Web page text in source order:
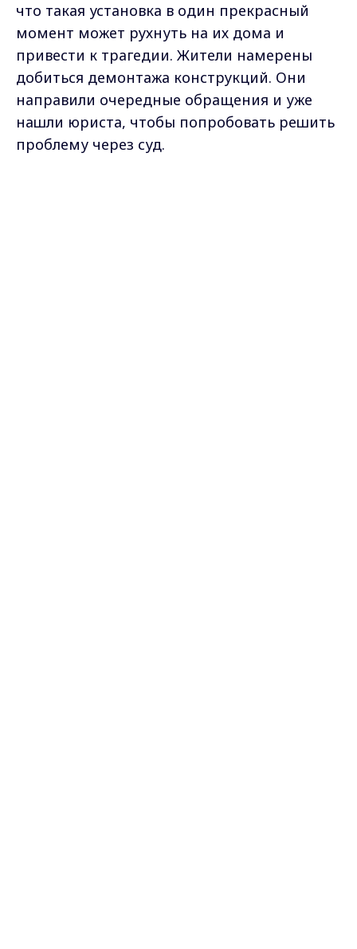
что такая установка в один прекрасный
момент может рухнуть на их дома и
привести к трагедии. Жители намерены
добиться демонтажа конструкций. Они
направили очередные обращения и уже
нашли юриста, чтобы попробовать решить
проблему через суд.